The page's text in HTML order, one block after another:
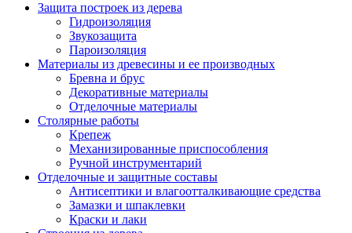
Защита построек из дерева
Гидроизоляция
Звукозащита
Пароизоляция
Материалы из древесины и ее производных
Бревна и брус
Декоративные материалы
Отделочные материалы
Столярные работы
Крепеж
Механизированные приспособления
Ручной инструментарий
Отделочные и защитные составы
Антисептики и влагоотталкивающие средства
Замазки и шпаклевки
Краски и лаки